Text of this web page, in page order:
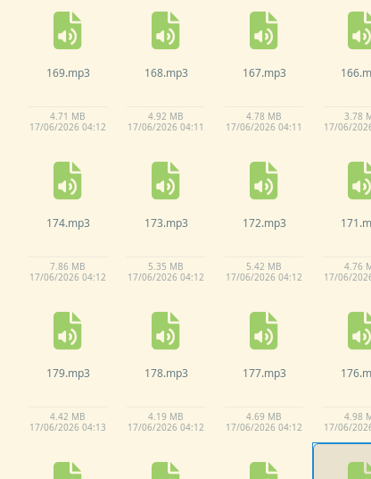
166.
3.78
17/06/
167.mp3
4.78 MB
17/06/2026 04:11
168.mp3
4.92 MB
17/06/2026 04:11
169.mp3
4.71 MB
17/06/2026 04:12
171.
4.76
17/06/
172.mp3
5.42 MB
17/06/2026 04:12
173.mp3
5.35 MB
17/06/2026 04:12
174.mp3
7.86 MB
17/06/2026 04:12
176.
4.98
17/06/
177.mp3
4.69 MB
17/06/2026 04:12
178.mp3
4.19 MB
17/06/2026 04:12
179.mp3
4.42 MB
17/06/2026 04:13